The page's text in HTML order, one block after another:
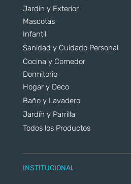
Jardín y Exterior
Mascotas
Infantil
Sanidad y Cuidado Personal
Cocina y Comedor
Dormitorio
Hogar y Deco
Baño y Lavadero
Jardín y Parrilla
Todos los Productos
INSTITUCIONAL